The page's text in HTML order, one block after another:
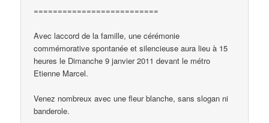
==========================
Avec laccord de la famille, une cérémonie
commémorative spontanée et silencieuse aura lieu à 15
heures le Dimanche 9 janvier 2011 devant le métro
Etienne Marcel.
Venez nombreux avec une fleur blanche, sans slogan ni
banderole.